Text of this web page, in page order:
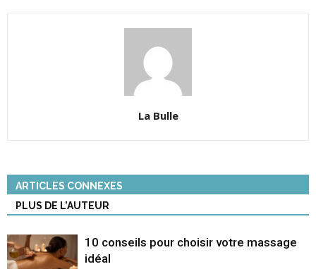
La Bulle
ARTICLES CONNEXES
PLUS DE L'AUTEUR
10 conseils pour choisir votre massage
idéal